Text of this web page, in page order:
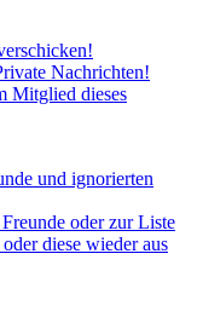
Nachrichten!
Mitglied dieses
und ignorierten
oder zur Liste
diese wieder aus